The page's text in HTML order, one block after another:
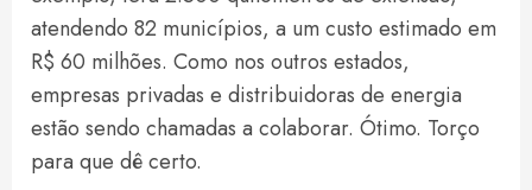
atendendo 82 municípios, a um custo estimado em
R$ 60 milhões. Como nos outros estados,
empresas privadas e distribuidoras de energia
estão sendo chamadas a colaborar. Ótimo. Torço
para que dê certo.